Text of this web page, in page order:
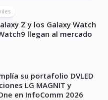
Z y los Galaxy Watch
llegan al mercado
su portafolio DVLED
LG MAGNIT y
en InfoComm 2026